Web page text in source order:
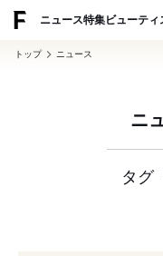
ニュース特集ビューティ
トップ ニュース
ニ
タグ